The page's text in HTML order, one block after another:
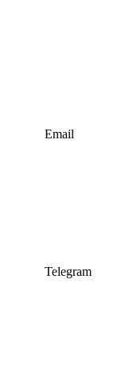
Email
Telegram